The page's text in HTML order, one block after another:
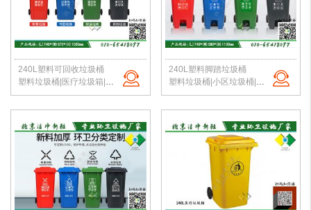
240L塑料可回收垃圾桶
塑料垃圾桶|医疗垃圾箱|危险废物桶|实验室垃圾桶|医院垃圾桶|北京洁净新雅
240L塑料脚踏垃圾桶
塑料垃圾桶|小区垃圾桶|市政垃圾桶|生活垃圾桶|240L塑料垃圾桶|北京垃圾桶厂家